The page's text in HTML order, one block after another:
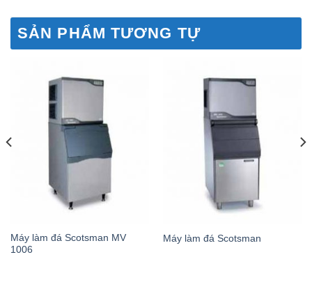
SẢN PHẨM TƯƠNG TỰ
Máy làm đá Scotsman MV
1006
Máy làm đá Scotsman